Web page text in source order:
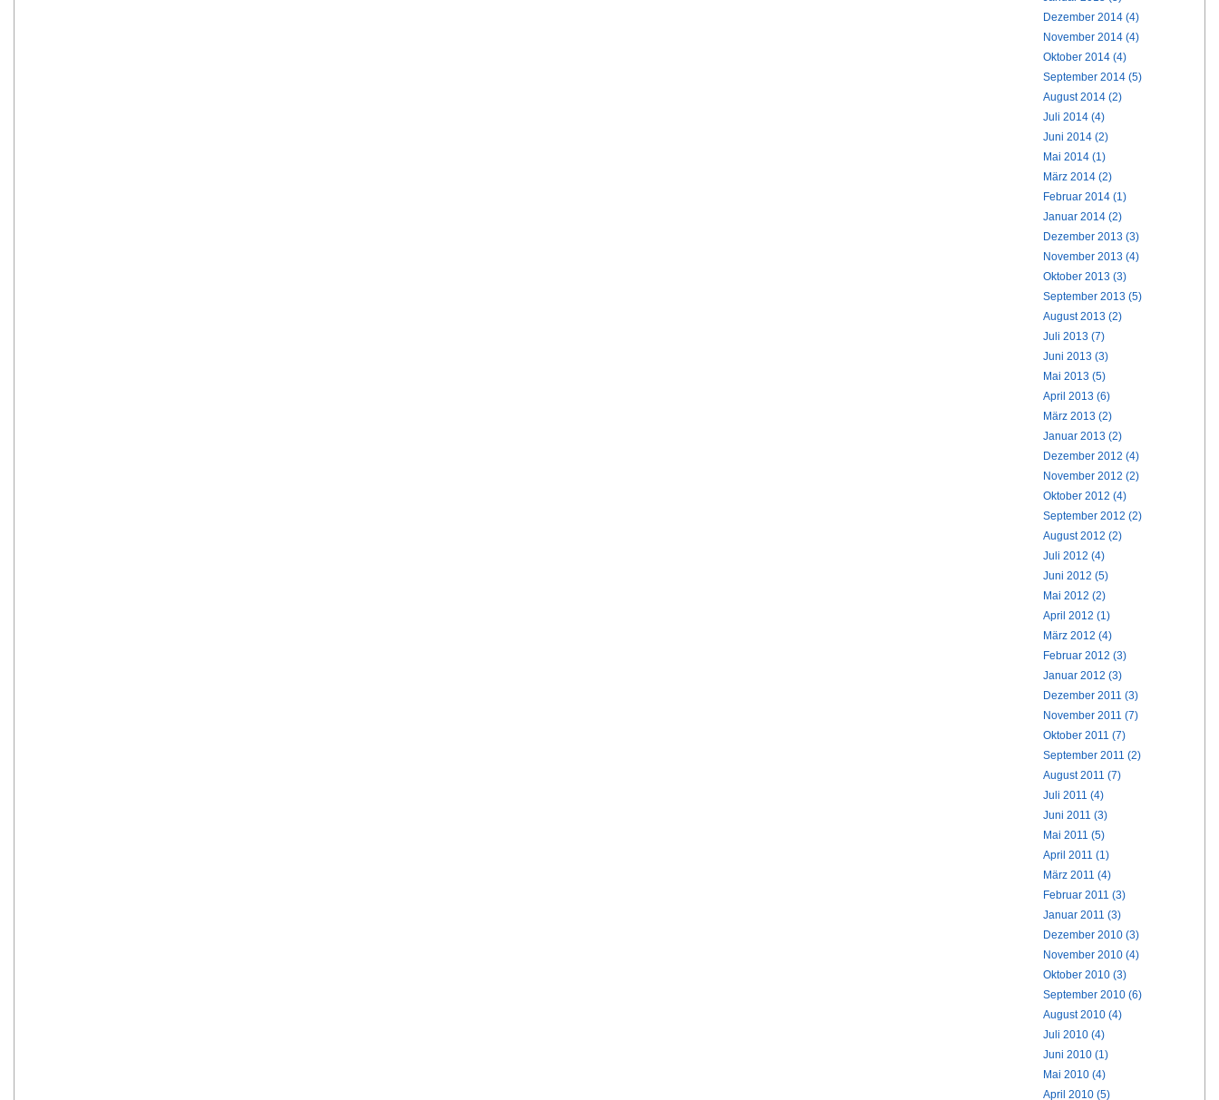
Dezember 2014 (4)
November 2014 (4)
Oktober 2014 (4)
September 2014 (5)
August 2014 (2)
Juli 2014 (4)
Juni 2014 (2)
Mai 2014 (1)
März 2014 (2)
Februar 2014 (1)
Januar 2014 (2)
Dezember 2013 (3)
November 2013 (4)
Oktober 2013 (3)
September 2013 (5)
August 2013 (2)
Juli 2013 (7)
Juni 2013 (3)
Mai 2013 (5)
April 2013 (6)
März 2013 (2)
Januar 2013 (2)
Dezember 2012 (4)
November 2012 (2)
Oktober 2012 (4)
September 2012 (2)
August 2012 (2)
Juli 2012 (4)
Juni 2012 (5)
Mai 2012 (2)
April 2012 (1)
März 2012 (4)
Februar 2012 (3)
Januar 2012 (3)
Dezember 2011 (3)
November 2011 (7)
Oktober 2011 (7)
September 2011 (2)
August 2011 (7)
Juli 2011 (4)
Juni 2011 (3)
Mai 2011 (5)
April 2011 (1)
März 2011 (4)
Februar 2011 (3)
Januar 2011 (3)
Dezember 2010 (3)
November 2010 (4)
Oktober 2010 (3)
September 2010 (6)
August 2010 (4)
Juli 2010 (4)
Juni 2010 (1)
Mai 2010 (4)
April 2010 (5)